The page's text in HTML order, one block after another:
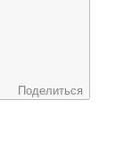
Поделиться